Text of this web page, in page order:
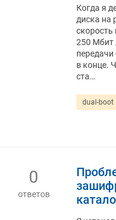
Когда я
диска на
250 Мбит
передачи
в конце.
ста…
dual-boot
0
ответов